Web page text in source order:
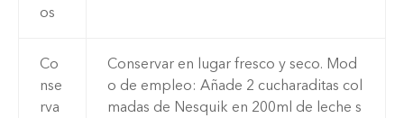
os
Co
nse
rva
Conservar en lugar fresco y seco. Mod
o de empleo: Añade 2 cucharaditas col
madas de Nesquik en 200ml de leche s